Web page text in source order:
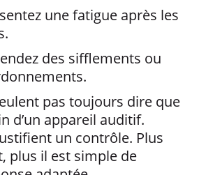
une fatigue après les
des sifflements ou
pas toujours dire que
d’un appareil auditif.
un contrôle. Plus
plus il est simple de